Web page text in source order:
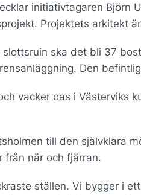
initiativtagaren Björn
Projektets arkitekt
ska det bli 37
Den
vacker oas i Västerviks
till den självklara
från när och fjärran.
ställen. Vi bygger i